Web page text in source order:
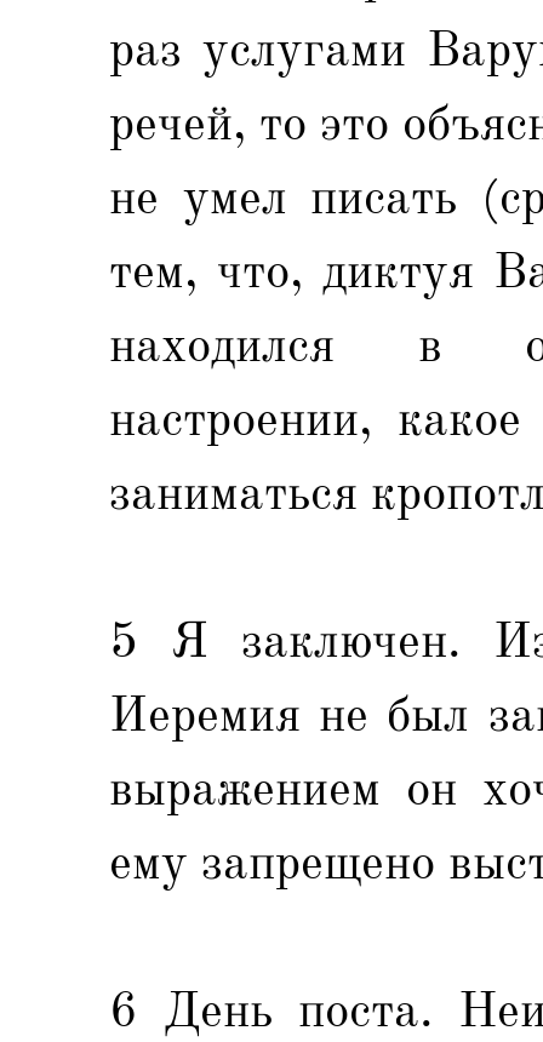
раз услугами
речей, то это
не умел писать
тем, что, диктуя
находился в
настроении,
заниматься
5 Я заключен.
Иеремия не был
выражением он
ему запрещено
6 День поста.